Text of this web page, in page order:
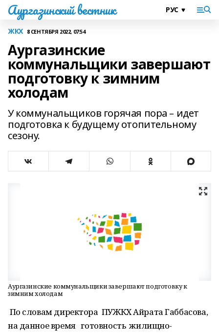
Аургазинский вестник
ЖКХ 8 СЕНТЯБРЯ 2022, 07:54
Аургазинские
коммунальщики завершают
подготовку к зимним
холодам
У коммунальщиков горячая пора – идет
подготовка к будущему отопительному
сезону.
Аургазинские коммунальщики завершают подготовку к
зимним холодам
По словам директора ПУЖКХ Айрата Габбасова,
на данное время готовность жилищно-